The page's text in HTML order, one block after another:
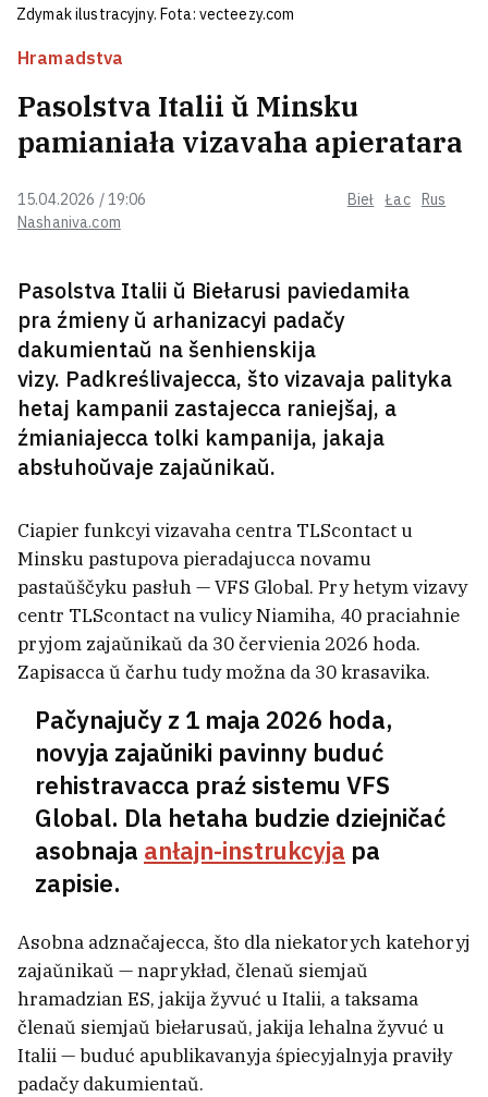
Hramadstva
Nashaniva.com
15.04.2026 / 19:06 Bieł Łac Rus
Pasolstva Italii ŭ Minsku
pamianiała vizavaha apieratara
Pasolstva Italii ŭ Biełarusi paviedamiła
pra źmieny ŭ arhanizacyi padačy
dakumientaŭ na šenhienskija
vizy. Padkreślivajecca, što vizavaja palityka
hetaj kampanii zastajecca raniejšaj, a
źmianiajecca tolki kampanija, jakaja
absłuhoŭvaje zajaŭnikaŭ.
Zdymak ilustracyjny. Fota: vecteezy.com
Ciapier funkcyi vizavaha centra TLScontact u
Minsku pastupova pieradajucca novamu
pastaŭščyku pasłuh — VFS Global. Pry hetym vizavy
centr TLScontact na vulicy Niamiha, 40 praciahnie
pryjom zajaŭnikaŭ da 30 červienia 2026 hoda.
Zapisacca ŭ čarhu tudy možna da 30 krasavika.
Pačynajučy z 1 maja 2026 hoda,
novyja zajaŭniki pavinny buduć
rehistravacca praź sistemu VFS
Global. Dla hetaha budzie dziejničać
asobnaja anłajn-instrukcyja pa
zapisie.
Asobna adznačajecca, što dla niekatorych katehoryj
zajaŭnikaŭ — naprykład, členaŭ siemjaŭ
hramadzian ES, jakija žyvuć u Italii, a taksama
členaŭ siemjaŭ biełarusaŭ, jakija lehalna žyvuć u
Italii — buduć apublikavanyja śpiecyjalnyja praviły
padačy dakumientaŭ.
mastackaha muzieja ŭračysta
U Maskvie pasažyrki, jakija
spaźnilisia na rejs, sprabavali
dahnać samalot prosta na lotnym
Bialacki: Dałučeńnie da Jeŭrasajuza —
heta pytańnie vyžyvańnia biełarusaŭ jak
naroda
12
U Iŭi na fiestyvali pamidoraŭ
pryhatavali 9‑mietrovy buterbrod
1
Na minskim plažy za kradziažy
Zakachany ŭ biełaruskuju movu
matematyk i śviatar, jaki vyvučyŭ
anhlijskuju pa detektyvach Ahaty
Kryści. 100 hadoŭ Alaksandru
Nadsanu
6